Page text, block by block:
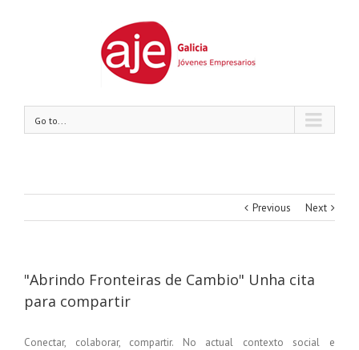
Go to...
Previous Next
"Abrindo Fronteiras de Cambio" Unha cita
para compartir
Conectar, colaborar, compartir. No actual contexto social e